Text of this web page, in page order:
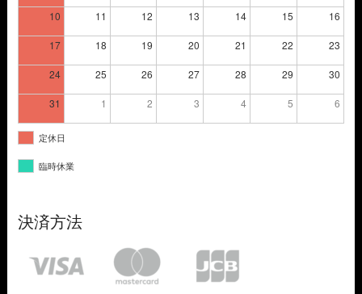
10 11 12 13 14 15 16
17 18 19 20 21 22 23
24 25 26 27 28 29 30
31 1 2 3 4 5 6
定休日
臨時休業
決済方法